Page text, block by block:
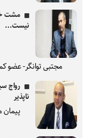
مشت
نیست...
مجتبی توانگر- عضو
رواج
ناپذیر
پیمان